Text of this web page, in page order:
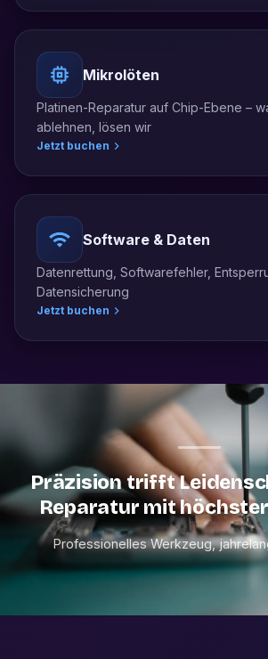
Mikrolöten
Platinen-Reparatur auf Chip-Ebene –
ablehnen, lösen wir
Jetzt buchen
Software & Daten
Datenrettung, Softwarefehler,
Datensicherung
Jetzt buchen
Präzision trifft
Reparatur mit
Professionelles Werkzeug,